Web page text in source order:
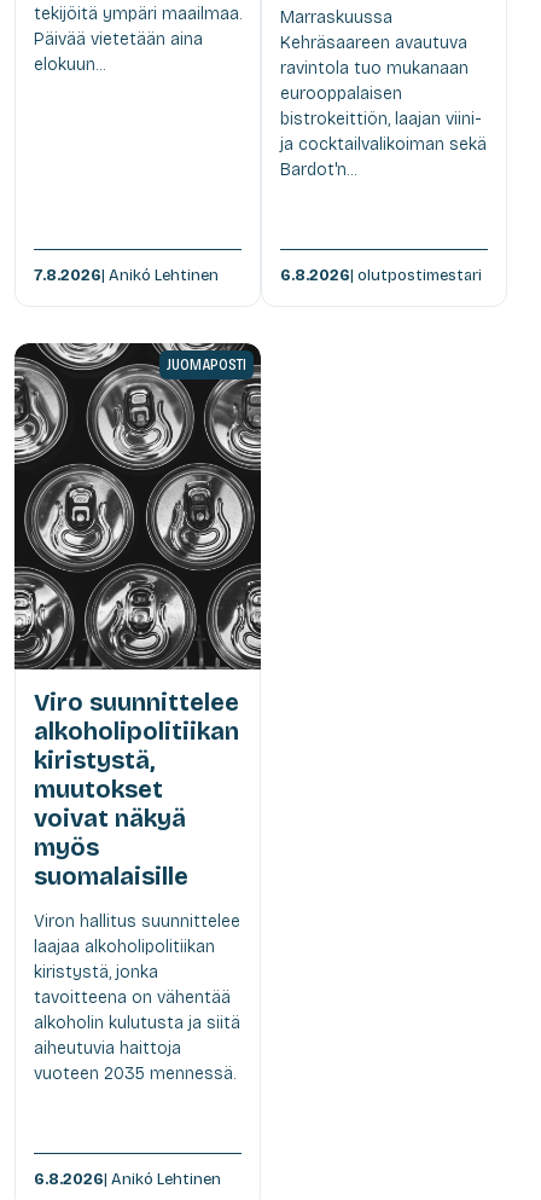
tekijöitä ympäri maailmaa.
Päivää vietetään aina
elokuun...
7.8.2026| Anikó Lehtinen
Marraskuussa
Kehräsaareen avautuva
ravintola tuo mukanaan
eurooppalaisen
bistrokeittiön, laajan viini-
ja cocktailvalikoiman sekä
Bardot'n...
6.8.2026| olutpostimestari
JUOMAPOSTI
Viro suunnittelee
alkoholipolitiikan
kiristystä,
muutokset
voivat näkyä
myös
suomalaisille
Viron hallitus suunnittelee
laajaa alkoholipolitiikan
kiristystä, jonka
tavoitteena on vähentää
alkoholin kulutusta ja siitä
aiheutuvia haittoja
vuoteen 2035 mennessä.
6.8.2026| Anikó Lehtinen